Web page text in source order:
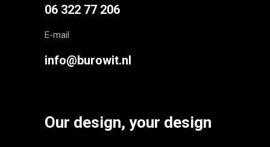
06 322 77 206
E-mail
info@burowit.nl
Our design, your design